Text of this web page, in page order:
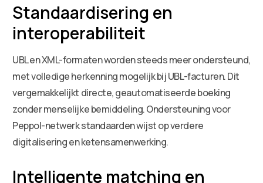
Standaardisering en
interoperabiliteit
UBL en XML-formaten worden steeds meer ondersteund,
met volledige herkenning mogelijk bij UBL-facturen. Dit
vergemakkelijkt directe, geautomatiseerde boeking
zonder menselijke bemiddeling. Ondersteuning voor
Peppol-netwerk standaarden wijst op verdere
digitalisering en ketensamenwerking.
Intelligente matching en